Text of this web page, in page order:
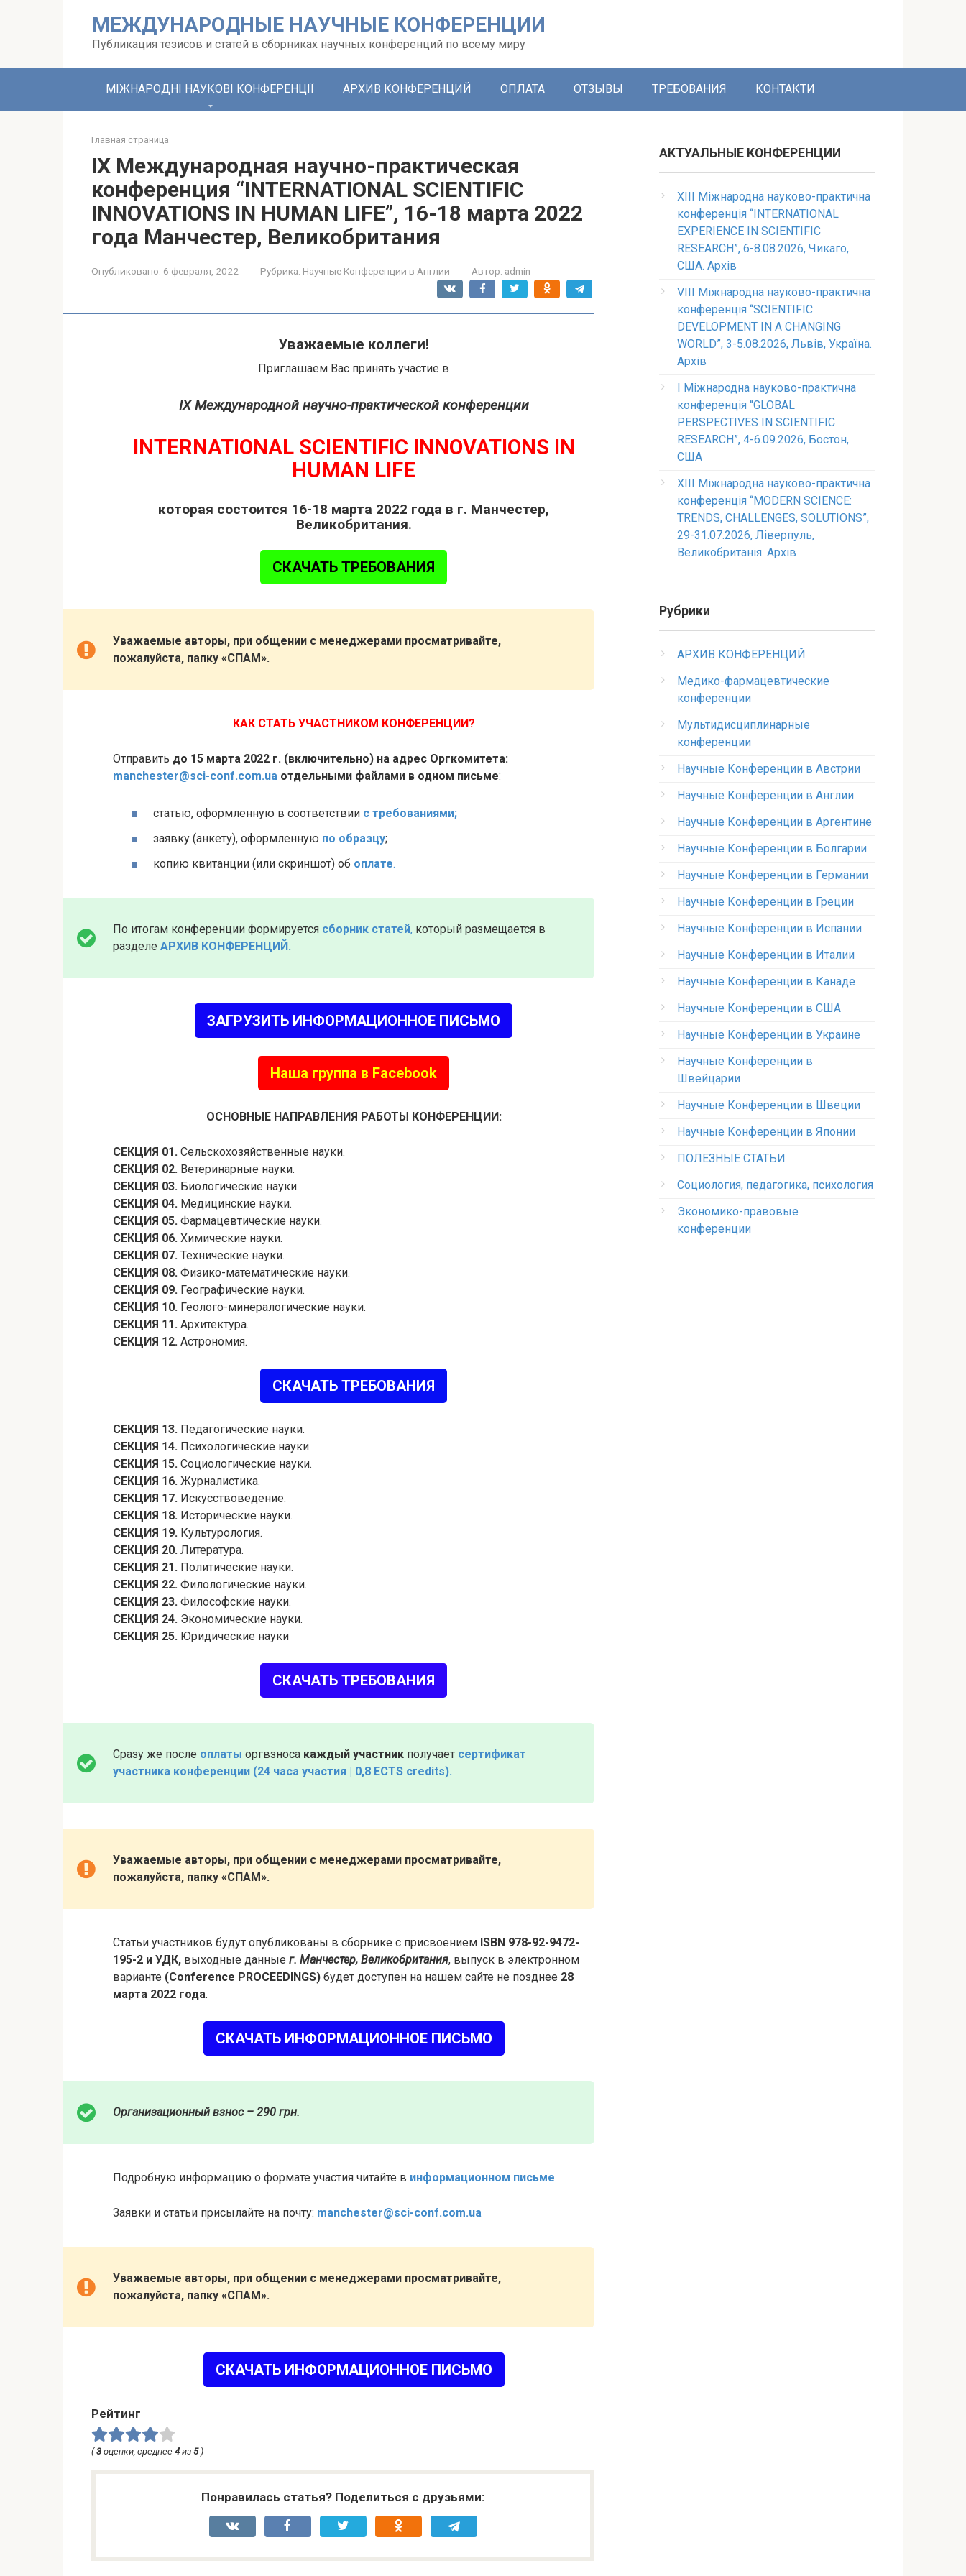
МЕЖДУНАРОДНЫЕ НАУЧНЫЕ КОНФЕРЕНЦИИ
Публикация тезисов и статей в сборниках научных конференций по всему миру
МІЖНАРОДНІ НАУКОВІ КОНФЕРЕНЦІЇ АРХИВ КОНФЕРЕНЦИЙ ОПЛАТА ОТЗЫВЫ ТРЕБОВАНИЯ КОНТАКТИ
Главная страница
IX Международная научно-практическая
конференция “INTERNATIONAL SCIENTIFIC
INNOVATIONS IN HUMAN LIFE”, 16-18 марта 2022
года Манчестер, Великобритания
Опубликовано: 6 февраля, 2022 Рубрика: Научные Конференции в Англии Автор: admin
Уважаемые коллеги!
Приглашаем Вас принять участие в
IX Международной научно-практической конференции
INTERNATIONAL SCIENTIFIC INNOVATIONS IN
HUMAN LIFE
которая состоится 16-18 марта 2022 года в г. Манчестер,
Великобритания.
СКАЧАТЬ ТРЕБОВАНИЯ
Уважаемые авторы, при общении с менеджерами просматривайте,
пожалуйста, папку «СПАМ».
КАК СТАТЬ УЧАСТНИКОМ КОНФЕРЕНЦИИ?
Отправить до 15 марта 2022 г. (включительно) на адрес Оргкомитета:
manchester@sci-conf.com.ua отдельными файлами в одном письме:
статью, оформленную в соответствии с требованиями;
заявку (анкету), оформленную по образцу;
копию квитанции (или скриншот) об оплате.
По итогам конференции формируется сборник статей, который размещается в
разделе АРХИВ КОНФЕРЕНЦИЙ.
ЗАГРУЗИТЬ ИНФОРМАЦИОННОЕ ПИСЬМО
Наша группа в Facebook
ОСНОВНЫЕ НАПРАВЛЕНИЯ РАБОТЫ КОНФЕРЕНЦИИ:
СЕКЦИЯ 01. Сельскохозяйственные науки.
СЕКЦИЯ 02. Ветеринарные науки.
СЕКЦИЯ 03. Биологические науки.
СЕКЦИЯ 04. Медицинские науки.
СЕКЦИЯ 05. Фармацевтические науки.
СЕКЦИЯ 06. Химические науки.
СЕКЦИЯ 07. Технические науки.
СЕКЦИЯ 08. Физико-математические науки.
СЕКЦИЯ 09. Географические науки.
СЕКЦИЯ 10. Геолого-минералогические науки.
СЕКЦИЯ 11. Архитектура.
СЕКЦИЯ 12. Астрономия.
СКАЧАТЬ ТРЕБОВАНИЯ
СЕКЦИЯ 13. Педагогические науки.
СЕКЦИЯ 14. Психологические науки.
СЕКЦИЯ 15. Социологические науки.
СЕКЦИЯ 16. Журналистика.
СЕКЦИЯ 17. Искусствоведение.
СЕКЦИЯ 18. Исторические науки.
СЕКЦИЯ 19. Культурология.
СЕКЦИЯ 20. Литература.
СЕКЦИЯ 21. Политические науки.
СЕКЦИЯ 22. Филологические науки.
СЕКЦИЯ 23. Философские науки.
СЕКЦИЯ 24. Экономические науки.
СЕКЦИЯ 25. Юридические науки
СКАЧАТЬ ТРЕБОВАНИЯ
Сразу же после оплаты оргвзноса каждый участник получает сертификат
участника конференции (24 часа участия | 0,8 ECTS credits).
Уважаемые авторы, при общении с менеджерами просматривайте,
пожалуйста, папку «СПАМ».
Статьи участников будут опубликованы в сборнике с присвоением ISBN 978-92-9472-
195-2 и УДК, выходные данные г. Манчестер, Великобритания, выпуск в электронном
варианте (Conference PROCEEDINGS) будет доступен на нашем сайте не позднее 28
марта 2022 года.
СКАЧАТЬ ИНФОРМАЦИОННОЕ ПИСЬМО
Организационный взнос – 290 грн.
Подробную информацию о формате участия читайте в информационном письме
Заявки и статьи присылайте на почту: manchester@sci-conf.com.ua
Уважаемые авторы, при общении с менеджерами просматривайте,
пожалуйста, папку «СПАМ».
СКАЧАТЬ ИНФОРМАЦИОННОЕ ПИСЬМО
Рейтинг
(3 оценки, среднее 4 из 5)
Понравилась статья? Поделиться с друзьями:
АКТУАЛЬНЫЕ КОНФЕРЕНЦИИ
XIII Міжнародна науково-практична
конференція “INTERNATIONAL
EXPERIENCE IN SCIENTIFIC
RESEARCH”, 6-8.08.2026, Чикаго,
США. Архів
VIII Міжнародна науково-практична
конференція “SCIENTIFIC
DEVELOPMENT IN A CHANGING
WORLD”, 3-5.08.2026, Львів, Україна.
Архів
I Міжнародна науково-практична
конференція “GLOBAL
PERSPECTIVES IN SCIENTIFIC
RESEARCH”, 4-6.09.2026, Бостон,
США
XIII Міжнародна науково-практична
конференція “MODERN SCIENCE:
TRENDS, CHALLENGES, SOLUTIONS”,
29-31.07.2026, Ліверпуль,
Великобританія. Архів
Рубрики
АРХИВ КОНФЕРЕНЦИЙ
Медико-фармацевтические
конференции
Мультидисциплинарные
конференции
Научные Конференции в Австрии
Научные Конференции в Англии
Научные Конференции в Аргентине
Научные Конференции в Болгарии
Научные Конференции в Германии
Научные Конференции в Греции
Научные Конференции в Испании
Научные Конференции в Италии
Научные Конференции в Канаде
Научные Конференции в США
Научные Конференции в Украине
Научные Конференции в
Швейцарии
Научные Конференции в Швеции
Научные Конференции в Японии
ПОЛЕЗНЫЕ СТАТЬИ
Социология, педагогика, психология
Экономико-правовые
конференции